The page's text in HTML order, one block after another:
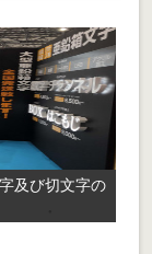
及び切文字の